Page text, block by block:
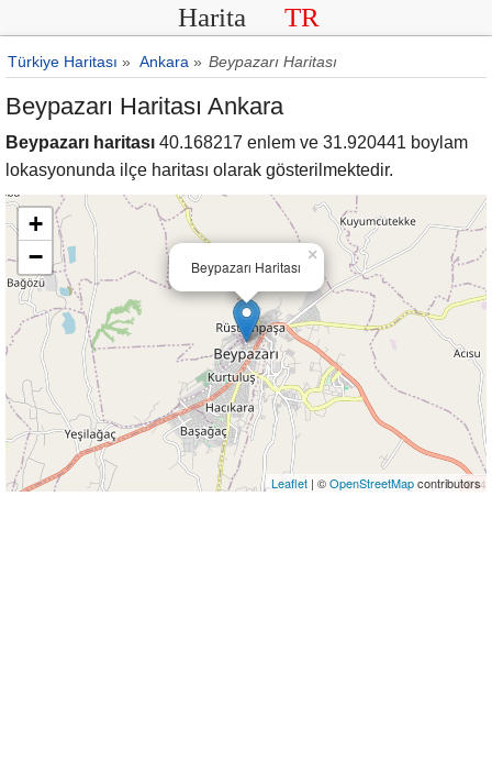
Harita TR
Türkiye Haritası » Ankara » Beypazarı Haritası
Beypazarı Haritası Ankara
Beypazarı haritası 40.168217 enlem ve 31.920441 boylam
lokasyonunda ilçe haritası olarak gösterilmektedir.
Beypazarı Haritası
×
+
−
Leaflet | ©OpenStreetMapcontributors